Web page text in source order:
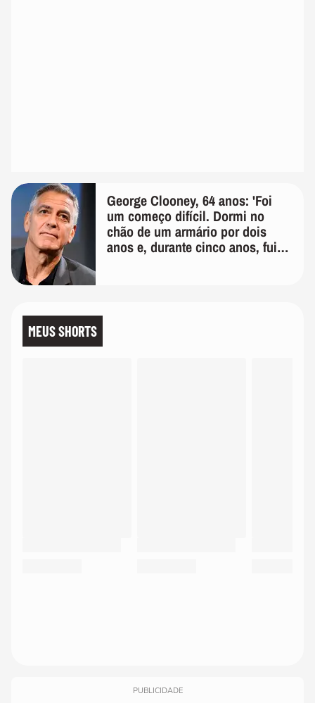
George Clooney, 64 anos: 'Foi
um começo difícil. Dormi no
chão de um armário por dois
anos e, durante cinco anos, fui
MEUS SHORTS
PUBLICIDADE